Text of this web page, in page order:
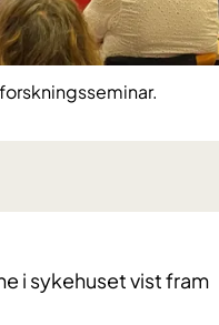
i sykehuset vist fram